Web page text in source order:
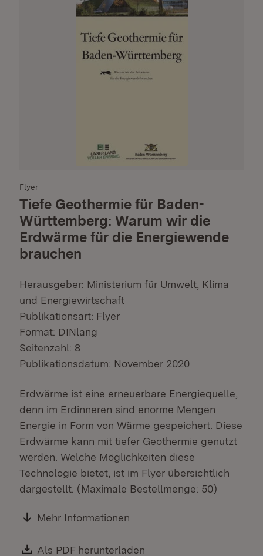
Flyer
Tiefe Geothermie für Baden-
Württemberg: Warum wir die
Erdwärme für die Energiewende
brauchen
Herausgeber: Ministerium für Umwelt, Klima
und Energiewirtschaft
Publikationsart: Flyer
Format: DINlang
Seitenzahl: 8
Publikationsdatum: November 2020
Erdwärme ist eine erneuerbare Energiequelle,
denn im Erdinneren sind enorme Mengen
Energie in Form von Wärme gespeichert. Diese
Erdwärme kann mit tiefer Geothermie genutzt
werden. Welche Möglichkeiten diese
Technologie bietet, ist im Flyer übersichtlich
dargestellt. (Maximale Bestellmenge: 50)
Mehr Informationen
Download:
Als PDF herunterladen